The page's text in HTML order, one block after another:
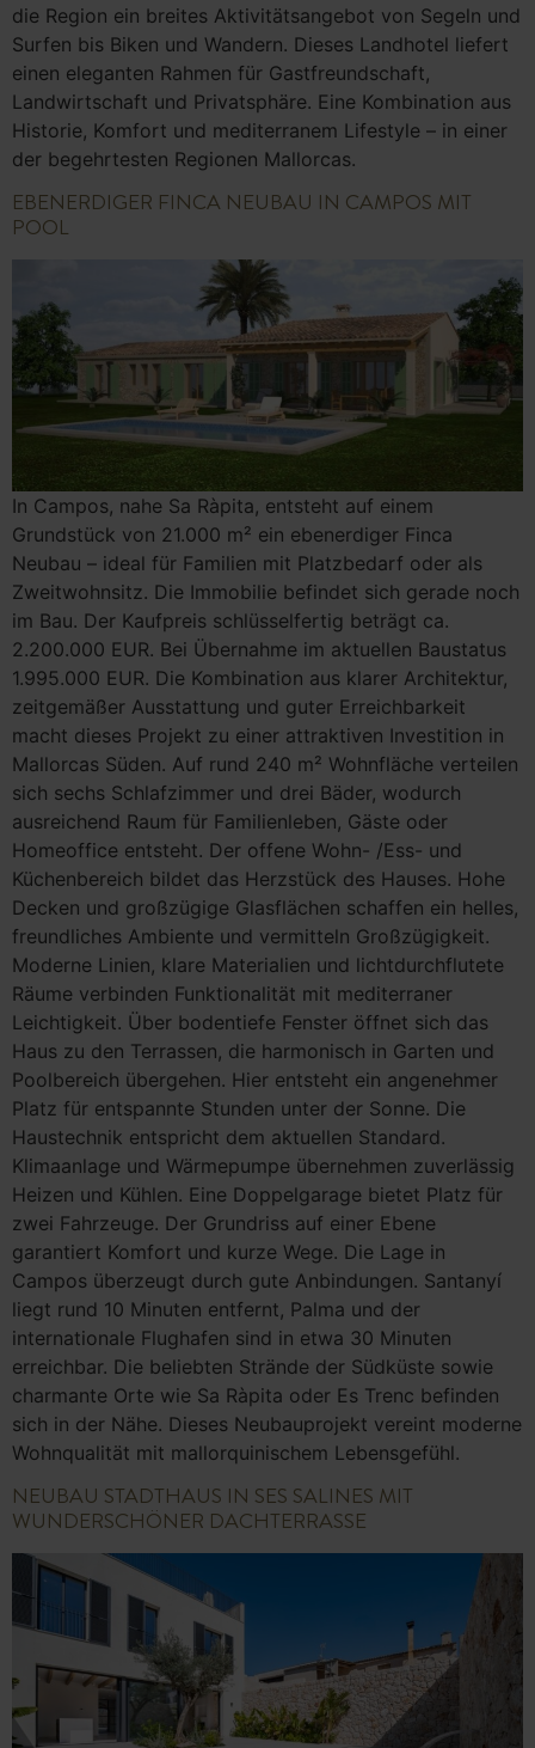
die Region ein breites Aktivitätsangebot von Segeln und
Surfen bis Biken und Wandern. Dieses Landhotel liefert
einen eleganten Rahmen für Gastfreundschaft,
Landwirtschaft und Privatsphäre. Eine Kombination aus
Historie, Komfort und mediterranem Lifestyle – in einer
der begehrtesten Regionen Mallorcas.
EBENERDIGER FINCA NEUBAU IN CAMPOS MIT
POOL
In Campos, nahe Sa Ràpita, entsteht auf einem
Grundstück von 21.000 m² ein ebenerdiger Finca
Neubau – ideal für Familien mit Platzbedarf oder als
Zweitwohnsitz. Die Immobilie befindet sich gerade noch
im Bau. Der Kaufpreis schlüsselfertig beträgt ca.
2.200.000 EUR. Bei Übernahme im aktuellen Baustatus
1.995.000 EUR. Die Kombination aus klarer Architektur,
zeitgemäßer Ausstattung und guter Erreichbarkeit
macht dieses Projekt zu einer attraktiven Investition in
Mallorcas Süden. Auf rund 240 m² Wohnfläche verteilen
sich sechs Schlafzimmer und drei Bäder, wodurch
ausreichend Raum für Familienleben, Gäste oder
Homeoffice entsteht. Der offene Wohn- /Ess- und
Küchenbereich bildet das Herzstück des Hauses. Hohe
Decken und großzügige Glasflächen schaffen ein helles,
freundliches Ambiente und vermitteln Großzügigkeit.
Moderne Linien, klare Materialien und lichtdurchflutete
Räume verbinden Funktionalität mit mediterraner
Leichtigkeit. Über bodentiefe Fenster öffnet sich das
Haus zu den Terrassen, die harmonisch in Garten und
Poolbereich übergehen. Hier entsteht ein angenehmer
Platz für entspannte Stunden unter der Sonne. Die
Haustechnik entspricht dem aktuellen Standard.
Klimaanlage und Wärmepumpe übernehmen zuverlässig
Heizen und Kühlen. Eine Doppelgarage bietet Platz für
zwei Fahrzeuge. Der Grundriss auf einer Ebene
garantiert Komfort und kurze Wege. Die Lage in
Campos überzeugt durch gute Anbindungen. Santanyí
liegt rund 10 Minuten entfernt, Palma und der
internationale Flughafen sind in etwa 30 Minuten
erreichbar. Die beliebten Strände der Südküste sowie
charmante Orte wie Sa Ràpita oder Es Trenc befinden
sich in der Nähe. Dieses Neubauprojekt vereint moderne
Wohnqualität mit mallorquinischem Lebensgefühl.
NEUBAU STADTHAUS IN SES SALINES MIT
WUNDERSCHÖNER DACHTERRASSE